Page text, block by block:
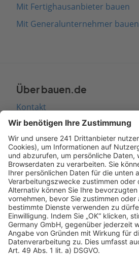
Mit Fertighausanbieter bauen
Mit Generalunternehmer bauen
Über bauen.de
Kontakt
Seitenaufbau
Barrierefreiheit
Cookie Einstellungen
Rechtliches
AGB-Übersicht
Datenschutz
Impressum